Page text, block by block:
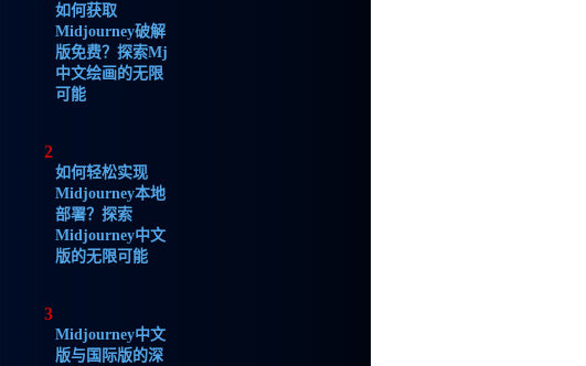
如何获取
Midjourney破解
版免费？探索Mj
中文绘画的无限
可能
2
如何轻松实现
Midjourney本地
部署？探索
Midjourney中文
版的无限可能
3
Midjourney中文
版与国际版的深